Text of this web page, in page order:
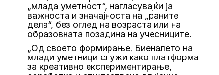
„млада уметност“, нагласувајќи ја
важноста и значајноста на „раните
дела“, без оглед на возраста или на
образовната позадина на учесниците.
„Од своето формирање, Биеналето на
млади уметници служи како платформа
за креативно експериментирање,